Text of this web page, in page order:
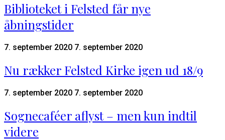
Biblioteket i Felsted får nye
åbningstider
7. september 2020 7. september 2020
Nu rækker Felsted Kirke igen ud 18/9
7. september 2020 7. september 2020
Sognecaféer aflyst – men kun indtil
videre